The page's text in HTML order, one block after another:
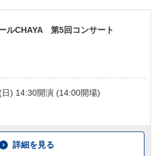
ルCHAYA 第5回コンサート
(日) 14:30開演 (14:00開場)
詳細を見る